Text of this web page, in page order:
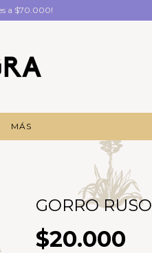
a $70.000!
MÁS
GORRO RUSO
$20.000